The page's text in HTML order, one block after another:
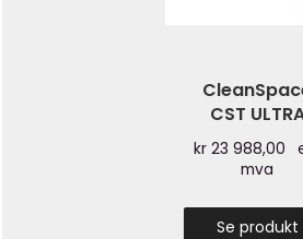
CST
kr23 988,00
mva
Se produkt